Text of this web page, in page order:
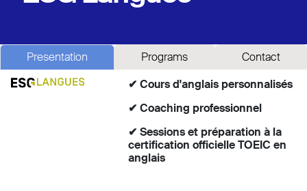
Presentation Programs
Contact
✔ Cours d'anglais personnalisés
✔ Coaching professionnel
✔ Sessions et préparation à la
certification officielle TOEIC en
anglais